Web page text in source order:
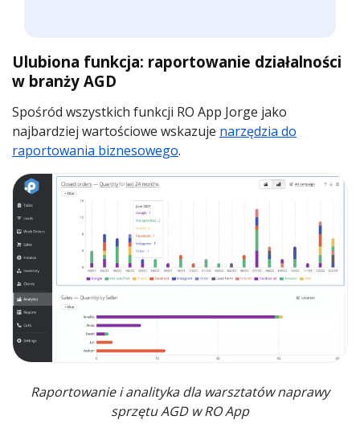
Ulubiona funkcja: raportowanie działalności
w branży AGD
Spośród wszystkich funkcji RO App Jorge jako
najbardziej wartościowe wskazuje narzędzia do
raportowania biznesowego.
Raportowanie i analityka dla warsztatów naprawy
sprzętu AGD w RO App